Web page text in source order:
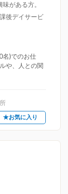
がある方。
後デイサービ
名)でのお仕
や、人との関
★お気に入り